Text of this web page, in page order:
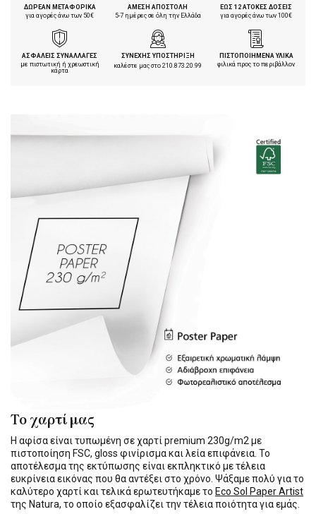
ΔΩΡΕΑΝ ΜΕΤΑΦΟΡΙΚΑ
για αγορές άνω των 50€
ΑΜΕΣΗ ΑΠΟΣΤΟΛΗ
5-7 ημέρες σε όλη την Ελλάδα
ΕΩΣ 12 ΑΤΟΚΕΣ ΔΟΣΕΙΣ
για αγορές άνω των 100€
ΑΣΦΑΛΕΙΣ ΣΥΝΑΛΛΑΓΕΣ
με πιστωτική ή χρεωστική
κάρτα
ΣΥΝΕΧΗΣ ΥΠΟΣΤΗΡΙΞΗ
καλέστε μας στο210.873.20.99
ΠΙΣΤΟΠΟΙΗΜΕΝΑ ΥΛΙΚΑ
φιλικά προς το περιβάλλον
Το χαρτί μας
Η αφίσα είναι τυπωμένη σε χαρτί premium 230g/m2 με
πιστοποίηση FSC, gloss φινίρισμα και λεία επιφάνεια. Το
αποτέλεσμα της εκτύπωσης είναι εκπληκτικό με τέλεια
ευκρίνεια εικόνας που θα αντέξει στο χρόνο. Ψάξαμε πολύ για το
καλύτερο χαρτί και τελικά ερωτευτήκαμε το Eco Sol Paper Artist
της Natura, το οποίο εξασφαλίζει την τέλεια ποιότητα για εμάς.